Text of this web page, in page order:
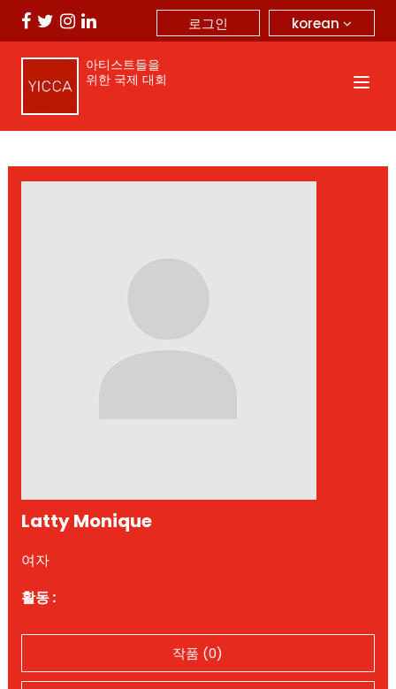
korean
로그인
아티스트들을
위한 국제 대회
Latty Monique
여자
활동 :
작품 (0)